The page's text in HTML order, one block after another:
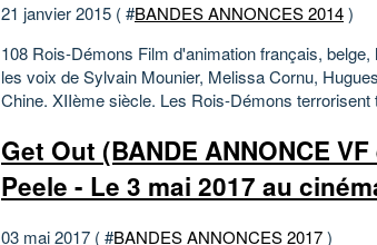
21 janvier 2015 ( #BANDES ANNONCES 2014)
108 Rois-Démons Film d'animation français,
les voix de Sylvain Mounier, Melissa Cornu,
Chine. XIIème siècle. Les Rois-Démons
Get Out (BANDE ANNONCE
Peele - Le 3 mai 2017 au
03 mai 2017 ( #BANDES ANNONCES 2017)